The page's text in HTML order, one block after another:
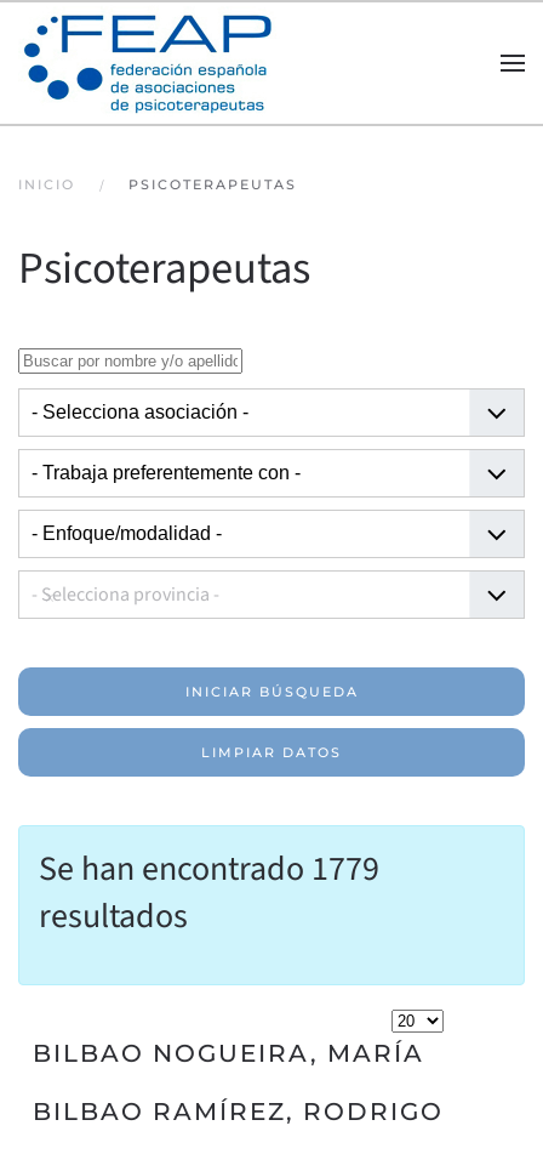
Skip to main content
INICIO PSICOTERAPEUTAS
Psicoterapeutas
- Selecciona provincia -
INICIAR BÚSQUEDA
LIMPIAR DATOS
Se han encontrado 1779
resultados
BILBAO NOGUEIRA, MARÍA
BILBAO RAMÍREZ, RODRIGO